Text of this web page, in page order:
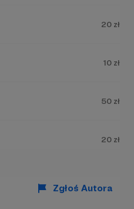
20 zł
10 zł
50 zł
20 zł
Zgłoś Autora